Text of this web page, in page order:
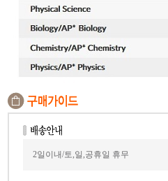
2일이내/토,일,공휴일 휴무